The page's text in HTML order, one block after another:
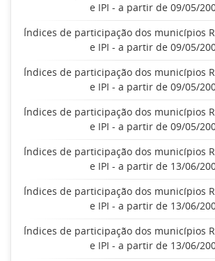
e IPI - a partir de 09/05/
Índices de participação dos municípios
e IPI - a partir de 09/05/
Índices de participação dos municípios
e IPI - a partir de 09/05/
Índices de participação dos municípios
e IPI - a partir de 09/05/
Índices de participação dos municípios
e IPI - a partir de 13/06/
Índices de participação dos municípios
e IPI - a partir de 13/06/
Índices de participação dos municípios
e IPI - a partir de 13/06/